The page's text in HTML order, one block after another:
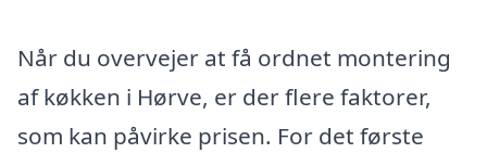
Når du overvejer at få ordnet montering
af køkken i Hørve, er der flere faktorer,
som kan påvirke prisen. For det første